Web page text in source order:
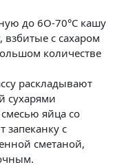
до 6О-70°С кашу
взбитые с сахаром
количестве
раскладывают
сухарями
яйца со
запеканку с
сметаной,